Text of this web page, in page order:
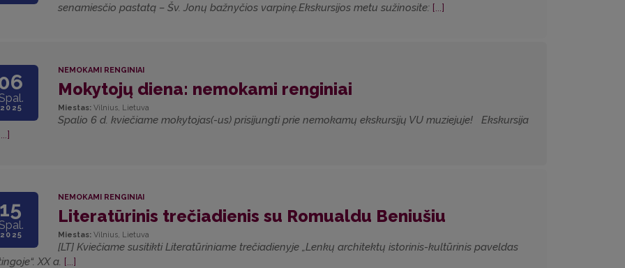
senamiesčio pastatą – Šv. Jonų bažnyčios varpinę.Ekskursijos metu sužinosite: [...]
2025
NEMOKAMI RENGINIAI
Mokytojų diena: nemokami renginiai
Miestas: Vilnius, Lietuva
Spalio 6 d. kviečiame mokytojas(-us) prisijungti prie nemokamų ekskursijų VU muziejuje! Ekskursija
15
2025
NEMOKAMI RENGINIAI
Literatūrinis trečiadienis su Romualdu Beniušiu
Miestas: Vilnius, Lietuva
[LT] Kviečiame susitikti Literatūriniame trečiadienyje „Lenkų architektų istorinis-kultūrinis paveldas
XX a. [...]